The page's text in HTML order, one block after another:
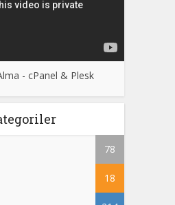
- cPanel & Plesk
78
18